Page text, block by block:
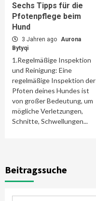
Sechs Tipps für die
Pfotenpflege beim
Hund
3 Jahren ago Aurona
Bytyqi
1.Regelmäßige Inspektion
und Reinigung: Eine
regelmäßige Inspektion der
Pfoten deines Hundes ist
von großer Bedeutung, um
mögliche Verletzungen,
Schnitte, Schwellungen...
Beitragssuche